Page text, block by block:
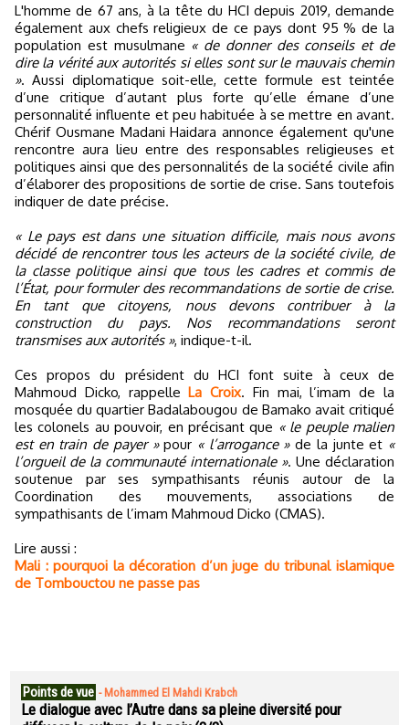
L'homme de 67 ans, à la tête du HCI depuis 2019, demande
également aux chefs religieux de ce pays dont 95 % de la
population est musulmane « de donner des conseils et de
dire la vérité aux autorités si elles sont sur le mauvais chemin
». Aussi diplomatique soit-elle, cette formule est teintée
d’une critique d’autant plus forte qu’elle émane d’une
personnalité influente et peu habituée à se mettre en avant.
Chérif Ousmane Madani Haidara annonce également qu'une
rencontre aura lieu entre des responsables religieuses et
politiques ainsi que des personnalités de la société civile afin
d’élaborer des propositions de sortie de crise. Sans toutefois
indiquer de date précise.
« Le pays est dans une situation difficile, mais nous avons
décidé de rencontrer tous les acteurs de la société civile, de
la classe politique ainsi que tous les cadres et commis de
l’État, pour formuler des recommandations de sortie de crise.
En tant que citoyens, nous devons contribuer à la
construction du pays. Nos recommandations seront
transmises aux autorités », indique-t-il.
Ces propos du président du HCI font suite à ceux de
Mahmoud Dicko, rappelleLa Croix. Fin mai, l’imam de la
mosquée du quartier Badalabougou de Bamako avait critiqué
les colonels au pouvoir, en précisant que « le peuple malien
est en train de payer »pour « l’arrogance »de la junte et «
l’orgueil de la communauté internationale ». Une déclaration
soutenue par ses sympathisants réunis autour de la
Coordination des mouvements, associations de
sympathisants de l’imam Mahmoud Dicko (CMAS).
Lire aussi :
Mali : pourquoi la décoration d’un juge du tribunal islamique
de Tombouctou ne passe pas
Points de vue - Mohammed El Mahdi Krabch
Le dialogue avec l’Autre dans sa pleine diversité pour